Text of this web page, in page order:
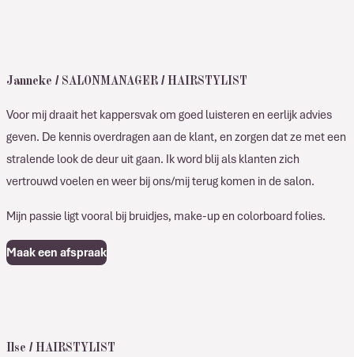
Janneke / SALONMANAGER / HAIRSTYLIST
Voor mij draait het kappersvak om goed luisteren en eerlijk advies
geven. De kennis overdragen aan de klant, en zorgen dat ze met een
stralende look de deur uit gaan. Ik word blij als klanten zich
vertrouwd voelen en weer bij ons/mij terug komen in de salon.
Mijn passie ligt vooral bij bruidjes, make-up en colorboard folies.
Maak een afspraak
Ilse / HAIRSTYLIST